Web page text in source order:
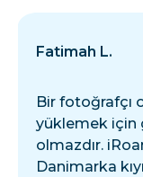
Fatimah L.
Bir fotoğrafçı
yüklemek için
olmazdır.
Danimarka